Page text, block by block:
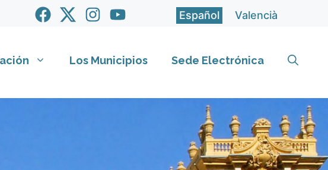
Español Valencià
Los Municipios Sede Electrónica